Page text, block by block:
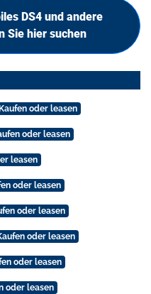
DS4 und andere
Sie hier suchen
oder leasen
oder leasen
leasen
oder leasen
oder leasen
oder leasen
oder leasen
oder leasen